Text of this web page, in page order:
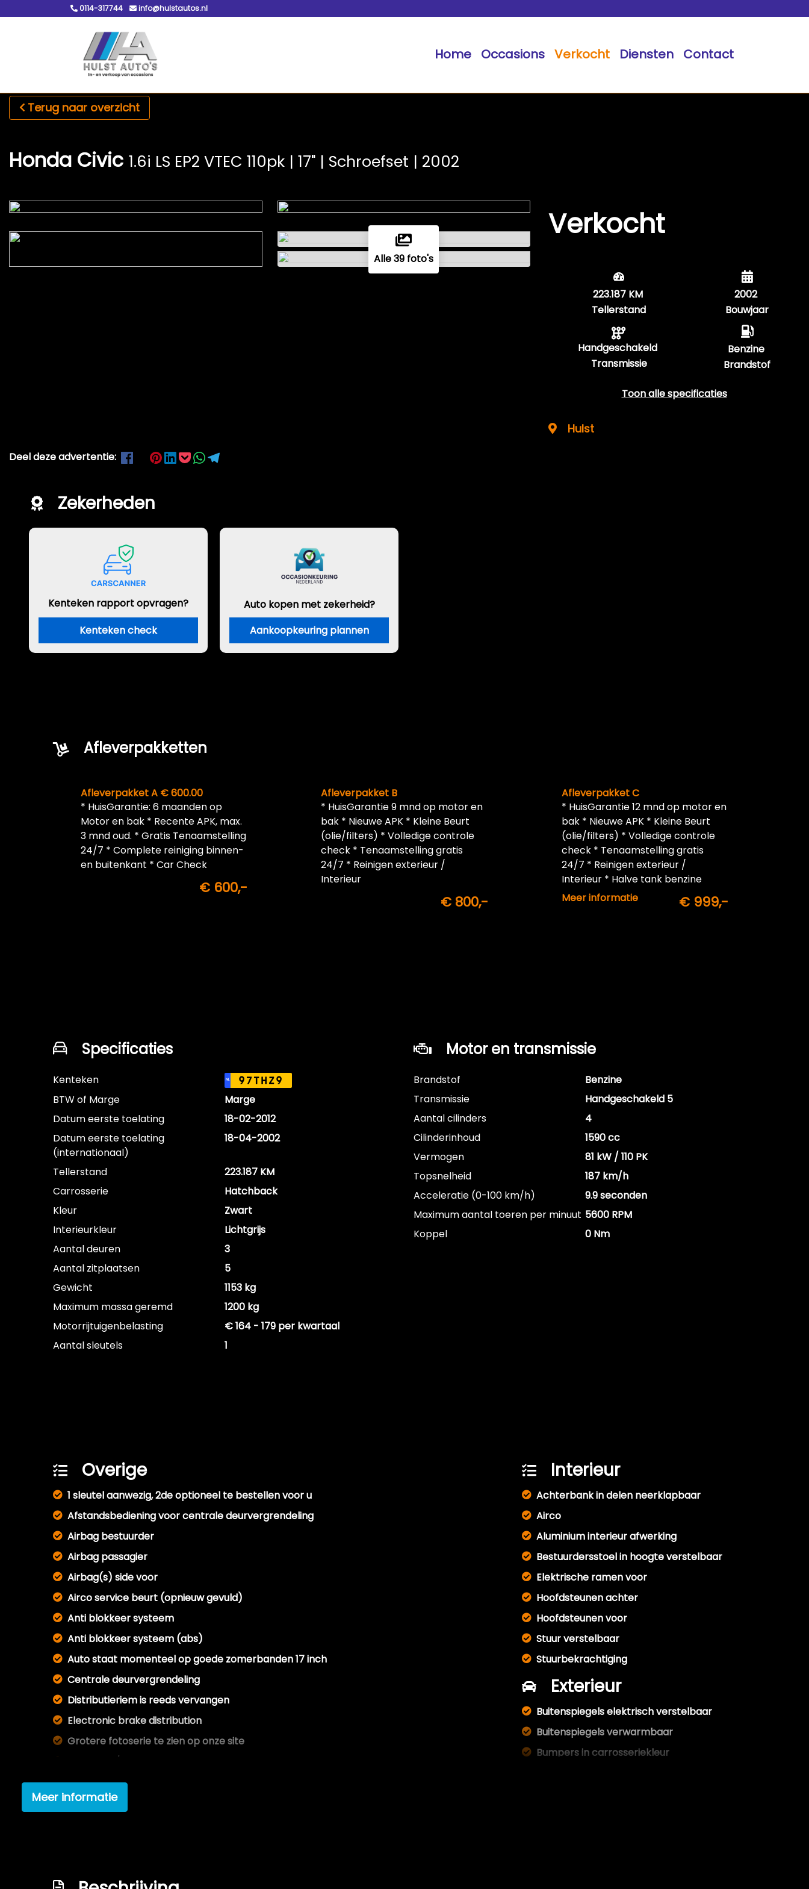
0114-317744 info@hulstautos.nl
Home Occasions Verkocht Diensten Contact
Terug naar overzicht
Honda Civic 1.6i LS EP2 VTEC 110pk | 17" | Schroefset | 2002
Alle 39 foto's
Verkocht
223.187 KM
Tellerstand
Handgeschakeld
Transmissie
2002
Bouwjaar
Benzine
Brandstof
Toon alle specificaties
Hulst
Deel deze advertentie:
Zekerheden
Kenteken rapport opvragen?
Kenteken check
Auto kopen met zekerheid?
Aankoopkeuring plannen
Afleverpakketten
Afleverpakket A € 600.00
* HuisGarantie: 6 maanden op
Motor en bak * Recente APK, max.
3 mnd oud. * Gratis Tenaamstelling
24/7 * Complete reiniging binnen-
en buitenkant * Car Check
€ 600,-
Afleverpakket B
* HuisGarantie 9 mnd op motor en
bak * Nieuwe APK * Kleine Beurt
(olie/filters) * Volledige controle
check * Tenaamstelling gratis
24/7 * Reinigen exterieur /
Interieur
€ 800,-
Afleverpakket C
* HuisGarantie 12 mnd op motor en
bak * Nieuwe APK * Kleine Beurt
(olie/filters) * Volledige controle
check * Tenaamstelling gratis
24/7 * Reinigen exterieur /
Interieur * Halve tank benzine
inbegrepen
Meer informatie € 999,-
Specificaties
Kenteken NL 97THZ9
BTW of Marge
Marge
Datum eerste toelating
18-02-2012
Datum eerste toelating
(internationaal)
18-04-2002
Tellerstand
223.187 KM
Carrosserie
Hatchback
Kleur
Zwart
Interieurkleur
Lichtgrijs
Aantal deuren
3
Aantal zitplaatsen
5
Gewicht
1153 kg
Maximum massa geremd
1200 kg
Motorrijtuigenbelasting
€ 164 - 179 per kwartaal
Aantal sleutels
1
Motor en transmissie
Brandstof
Benzine
Transmissie
Handgeschakeld 5
Aantal cilinders
4
Cilinderinhoud
1590 cc
Vermogen
81 kW / 110 PK
Topsnelheid
187 km/h
Acceleratie (0-100 km/h)
9.9 seconden
Maximum aantal toeren per minuut 5600 RPM
Koppel
0 Nm
Overige
1 sleutel aanwezig, 2de optioneel te bestellen voor u
Afstandsbediening voor centrale deurvergrendeling
Airbag bestuurder
Airbag passagier
Airbag(s) side voor
Airco service beurt (opnieuw gevuld)
Anti blokkeer systeem
Anti blokkeer systeem (abs)
Auto staat momenteel op goede zomerbanden 17 inch
Centrale deurvergrendeling
Distributieriem is reeds vervangen
Electronic brake distribution
Grotere fotoserie te zien op onze site
Lm velgen 17"
Nieuwe apk bespreekbaar
Schroefset (dempers en veren)
Interieur
Achterbank in delen neerklapbaar
Airco
Aluminium interieur afwerking
Bestuurdersstoel in hoogte verstelbaar
Elektrische ramen voor
Hoofdsteunen achter
Hoofdsteunen voor
Stuur verstelbaar
Stuurbekrachtiging
Exterieur
Buitenspiegels elektrisch verstelbaar
Buitenspiegels verwarmbaar
Bumpers in carrosseriekleur
Meer informatie